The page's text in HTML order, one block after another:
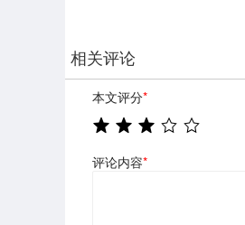
相关评论
本文评分*
评论内容*